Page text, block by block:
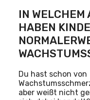
IN WELCHEM
HABEN
Du hast schon von
aber weißt nicht